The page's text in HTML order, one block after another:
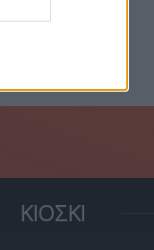
ΚΙΟΣΚΙ